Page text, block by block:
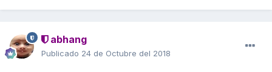
abhang
Publicado 24 de Octubre del 2018